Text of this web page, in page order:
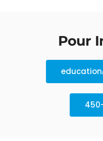
Pour